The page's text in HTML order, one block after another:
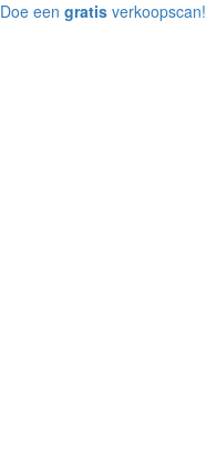
Doe een gratis verkoopscan!